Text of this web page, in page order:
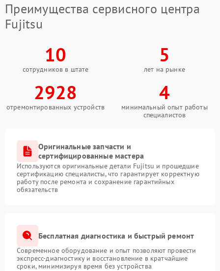
Преимущества сервисного центра
Fujitsu
10
сотрудников в штате
5
лет на рынке
2928
отремонтированных устройств
4
минимальный опыт работы
специалистов
Оригинальные запчасти и
сертифицированные мастера
Используются оригинальные детали Fujitsu и прошедшие
сертификацию специалисты, что гарантирует корректную
работу после ремонта и сохранение гарантийных
обязательств
Бесплатная диагностика и быстрый ремонт
Современное оборудование и опыт позволяют провести
экспресс-диагностику и восстановление в кратчайшие
сроки, минимизируя время без устройства